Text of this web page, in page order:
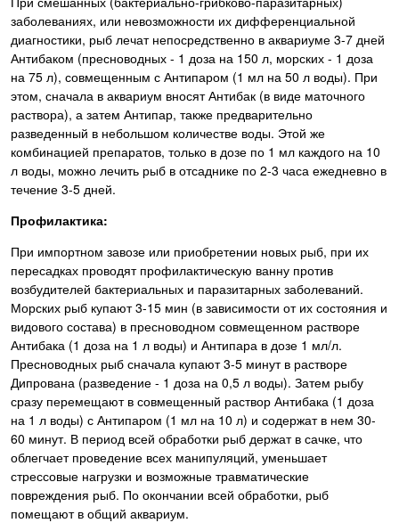
заболеваниях, или невозможности их дифференциальной
диагностики, рыб лечат непосредственно в аквариуме 3-7 дней
Антибаком (пресноводных - 1 доза на 150 л, морских - 1 доза
на 75 л), совмещенным с Антипаром (1 мл на 50 л воды). При
этом, сначала в аквариум вносят Антибак (в виде маточного
раствора), а затем Антипар, также предварительно
разведенный в небольшом количестве воды. Этой же
комбинацией препаратов, только в дозе по 1 мл каждого на 10
л воды, можно лечить рыб в отсаднике по 2-3 часа ежедневно в
течение 3-5 дней.
Профилактика:
При импортном завозе или приобретении новых рыб, при их
пересадках проводят профилактическую ванну против
возбудителей бактериальных и паразитарных заболеваний.
Морских рыб купают 3-15 мин (в зависимости от их состояния и
видового состава) в пресноводном совмещенном растворе
Антибака (1 доза на 1 л воды) и Антипара в дозе 1 мл/л.
Пресноводных рыб сначала купают 3-5 минут в растворе
Дипрована (разведение - 1 доза на 0,5 л воды). Затем рыбу
сразу перемещают в совмещенный раствор Антибака (1 доза
на 1 л воды) с Антипаром (1 мл на 10 л) и содержат в нем 30-
60 минут. В период всей обработки рыб держат в сачке, что
облегчает проведение всех манипуляций, уменьшает
стрессовые нагрузки и возможные травматические
повреждения рыб. По окончании всей обработки, рыб
помещают в общий аквариум.